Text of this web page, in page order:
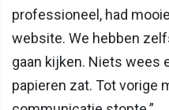
professioneel, had
website. We hebben
gaan kijken. Niets wees
papieren zat. Tot vorige